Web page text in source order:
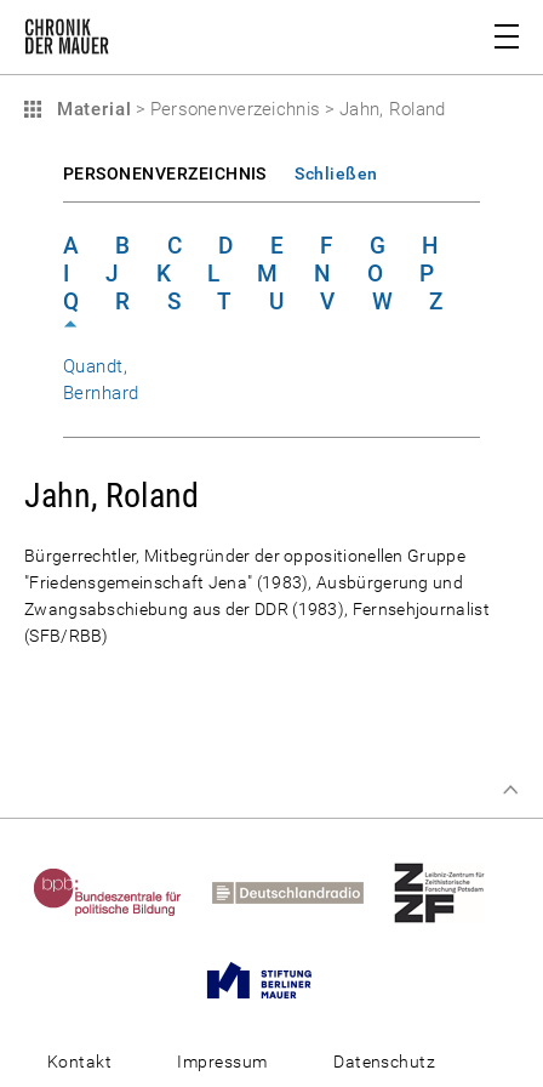
Material > Personenverzeichnis > Jahn, Roland
PERSONENVERZEICHNIS Schließen
A B C D E F G
H
I
J K L M N O
P
Q
R S T U V W Z
Quandt,
Bernhard
Jahn, Roland
Bürgerrechtler, Mitbegründer der oppositionellen Gruppe
"Friedensgemeinschaft Jena" (1983), Ausbürgerung und
Zwangsabschiebung aus der DDR (1983), Fernsehjournalist
(SFB/RBB)
Kontakt Impressum Datenschutz